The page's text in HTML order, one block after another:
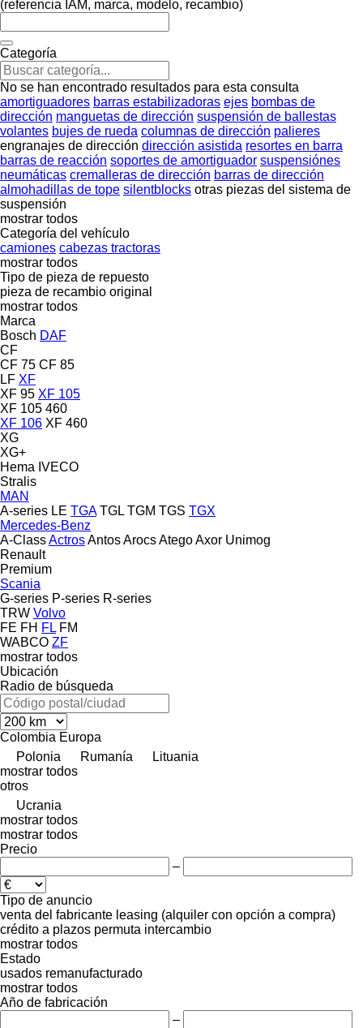
(referencia IAM, marca, modelo, recambio)
Categoría
No se han encontrado resultados para esta consulta
amortiguadores barras estabilizadoras ejes bombas de
dirección manguetas de dirección suspensión de ballestas
volantes bujes de rueda columnas de dirección palieres
engranajes de dirección dirección asistida resortes en barra
barras de reacción soportes de amortiguador suspensiónes
neumáticas cremalleras de dirección barras de dirección
almohadillas de tope silentblocks otras piezas del sistema de
suspensión
mostrar todos
Categoría del vehículo
camiones cabezas tractoras
mostrar todos
Tipo de pieza de repuesto
pieza de recambio original
mostrar todos
Marca
Bosch DAF
CF
CF 75 CF 85
LF XF
XF 95 XF 105
XF 105 460
XF 106 XF 460
XG
XG+
Hema IVECO
Stralis
MAN
A-series LE TGA TGL TGM TGS TGX
Mercedes-Benz
A-ClassActrosAntosArocsAtegoAxor Unimog
Renault
Premium
Scania
G-series P-series R-series
TRW Volvo
FE FH FL FM
WABCO ZF
mostrar todos
Ubicación
Radio de búsqueda
Colombia Europa
Polonia
Rumanía
Lituania
mostrar todos
otros
Ucrania
mostrar todos
mostrar todos
Precio
–
Tipo de anuncio
venta del fabricante leasing (alquiler con opción a compra)
crédito a plazos permuta intercambio
mostrar todos
Estado
usados remanufacturado
mostrar todos
Año de fabricación
–